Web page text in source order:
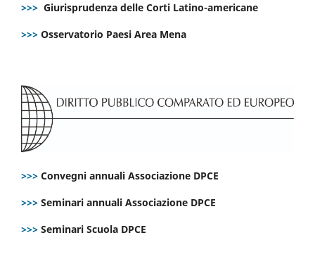
>>> Giurisprudenza delle Corti Latino-americane
>>> Osservatorio Paesi Area Mena
>>> Convegni annuali Associazione DPCE
>>> Seminari annuali Associazione DPCE
>>> Seminari Scuola DPCE